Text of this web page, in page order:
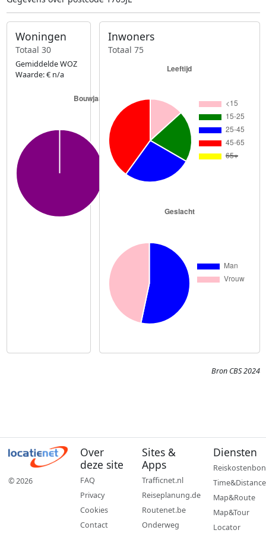
Woningen
Totaal 30
Gemiddelde WOZ
Waarde: € n/a
Inwoners
Totaal 75
Bron CBS 2024
© 2026
Over
deze site
FAQ
Privacy
Cookies
Contact
Sites &
Apps
Trafficnet.nl
Reiseplanung.de
Routenet.be
Onderweg
Diensten
Reiskostenbon
Time&Distance
Map&Route
Map&Tour
Locator